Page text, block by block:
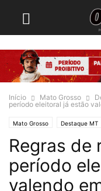
Início Mato Grosso
período eleitoral já estão
Mato Grosso Destaque MT
Regras de
período
valendo